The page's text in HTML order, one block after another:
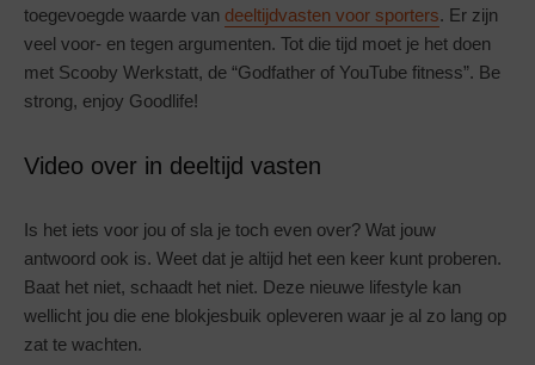
toegevoegde waarde van deeltijdvasten voor sporters. Er zijn
veel voor- en tegen argumenten. Tot die tijd moet je het doen
met Scooby Werkstatt, de “Godfather of YouTube fitness”. Be
strong, enjoy Goodlife!
Video over in deeltijd vasten
Is het iets voor jou of sla je toch even over? Wat jouw
antwoord ook is. Weet dat je altijd het een keer kunt proberen.
Baat het niet, schaadt het niet. Deze nieuwe lifestyle kan
wellicht jou die ene blokjesbuik opleveren waar je al zo lang op
zat te wachten.